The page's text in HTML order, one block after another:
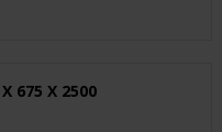
675 X 2500